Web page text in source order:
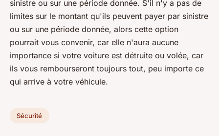
sinistre ou sur une période donnée. S'il n'y a pas de
limites sur le montant qu'ils peuvent payer par sinistre
ou sur une période donnée, alors cette option
pourrait vous convenir, car elle n'aura aucune
importance si votre voiture est détruite ou volée, car
ils vous rembourseront toujours tout, peu importe ce
qui arrive à votre véhicule.
Sécurité